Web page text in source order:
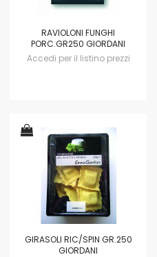
RAVIOLONI FUNGHI
PORC.GR250 GIORDANI
Accedi per il listino prezzi
GIRASOLI RIC/SPIN GR.250
GIORDANI